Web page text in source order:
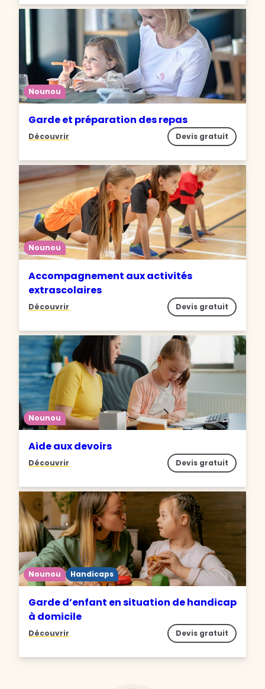
Nounou
Garde et préparation des repas
Découvrir Devis gratuit
Nounou
Accompagnement aux activités
extrascolaires
Découvrir Devis gratuit
Nounou
Aide aux devoirs
Découvrir Devis gratuit
Nounou Handicaps
Garde d’enfant en situation de handicap
à domicile
Découvrir Devis gratuit